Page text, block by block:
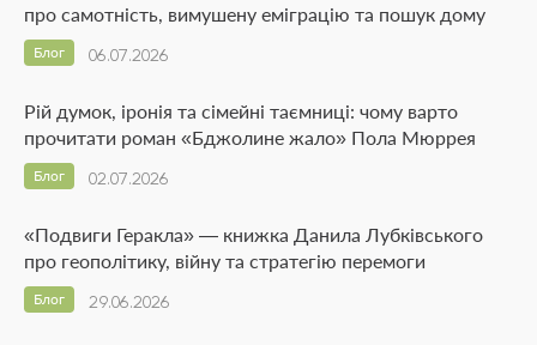
про самотність, вимушену еміграцію та пошук дому
06.07.2026
Блог
Рій думок, іронія та сімейні таємниці: чому варто
прочитати роман «Бджолине жало» Пола Мюррея
02.07.2026
Блог
«Подвиги Геракла» — книжка Данила Лубківського
про геополітику, війну та стратегію перемоги
29.06.2026
Блог